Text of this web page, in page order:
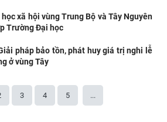
xã hội vùng Trung Bộ và Tây Nguyên
Trường Đại học
pháp bảo tồn, phát huy giá trị nghi lễ
ở vùng Tây
3 4 5 ...